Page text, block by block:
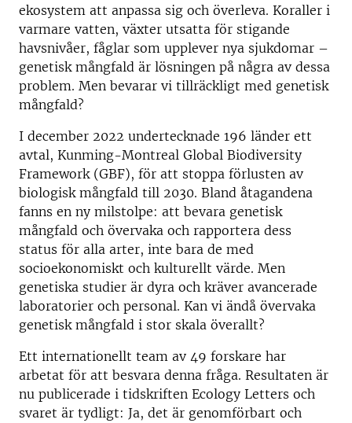
ekosystem att anpassa sig och överleva. Koraller i
varmare vatten, växter utsatta för stigande
havsnivåer, fåglar som upplever nya sjukdomar –
genetisk mångfald är lösningen på några av dessa
problem. Men bevarar vi tillräckligt med genetisk
mångfald?
I december 2022 undertecknade 196 länder ett
avtal, Kunming-Montreal Global Biodiversity
Framework (GBF), för att stoppa förlusten av
biologisk mångfald till 2030. Bland åtagandena
fanns en ny milstolpe: att bevara genetisk
mångfald och övervaka och rapportera dess
status för alla arter, inte bara de med
socioekonomiskt och kulturellt värde. Men
genetiska studier är dyra och kräver avancerade
laboratorier och personal. Kan vi ändå övervaka
genetisk mångfald i stor skala överallt?
Ett internationellt team av 49 forskare har
arbetat för att besvara denna fråga. Resultaten är
nu publicerade i tidskriften Ecology Letters och
svaret är tydligt: Ja, det är genomförbart och